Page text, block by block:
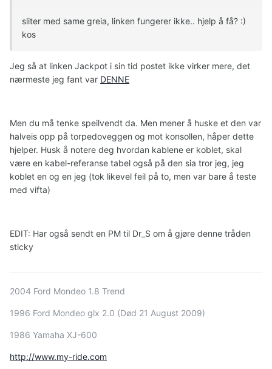
sliter med same greia, linken fungerer ikke.. hjelp å få? :)
kos
Jeg så at linken Jackpot i sin tid postet ikke virker mere, det
nærmeste jeg fant var DENNE
Men du må tenke speilvendt da. Men mener å huske et den var
halveis opp på torpedoveggen og mot konsollen, håper dette
hjelper. Husk å notere deg hvordan kablene er koblet, skal
være en kabel-referanse tabel også på den sia tror jeg, jeg
koblet en og en jeg (tok likevel feil på to, men var bare å teste
med vifta)
EDIT: Har også sendt en PM til Dr_S om å gjøre denne tråden
sticky
2004 Ford Mondeo 1.8 Trend
1996 Ford Mondeo glx 2.0 (Død 21 August 2009)
1986 Yamaha XJ-600
http://www.my-ride.com